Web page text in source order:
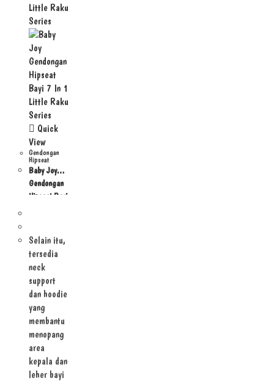
Quick
View
Gendongan
Hipseat
Baby Joy
Gendongan
Hipseat Bayi
Selain itu,
tersedia
neck
support
dan hoodie
yang
membantu
menopang
area
kepala dan
leher bayi